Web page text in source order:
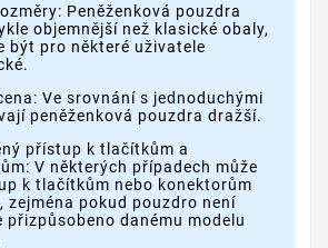
Peněženková pouzdra
objemnější než klasické obaly,
být pro některé uživatele
Ve srovnání s jednoduchými
peněženková pouzdra dražší.
přístup k tlačítkům a
V některých případech může
k tlačítkům nebo konektorům
zejména pokud pouzdro není
přizpůsobeno danému modelu